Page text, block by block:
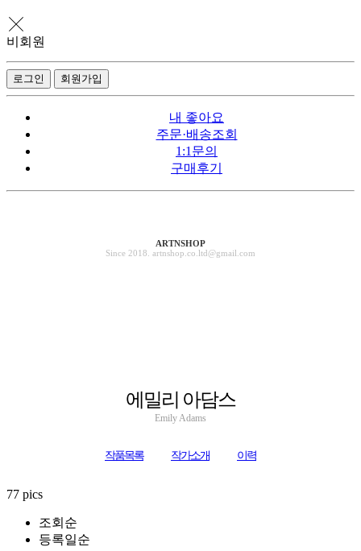
비회원
로그인 회원가입
내 좋아요
주문·배송조회
1:1문의
구매후기
ARTNSHOP
Since 2018. artnshop.co.ltd@gmail.com
에밀리 아담스
Emily Adams
작품목록 작가소개 이력
77 pics
조회순
등록일순